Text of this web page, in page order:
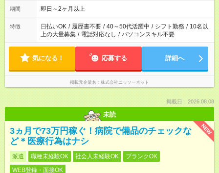
期間 即日～2ヶ月以上
特徴 日払いOK / 履歴書不要 / 40～50代活躍中 / シフト勤務 / 10名以
上の大量募集 / 電話対応なし / パソコンスキル不要
気になる！ 応募する 詳細へ
掲載元企業名 株式会社ニッソーネット
掲載日：2026.08.08
未読
NEW
3ヵ月で73万円稼ぐ！病院で備品のチェックな
ど＊医療行為はナシ
派遣 職種未経験OK 社会人未経験OK
ブランクOK
WEB登録・面接OK